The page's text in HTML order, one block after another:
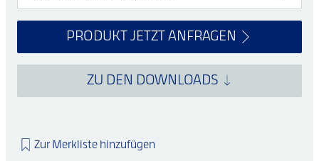
PRODUKT JETZT ANFRAGEN
ZU DEN DOWNLOADS
Zur Merkliste hinzufügen